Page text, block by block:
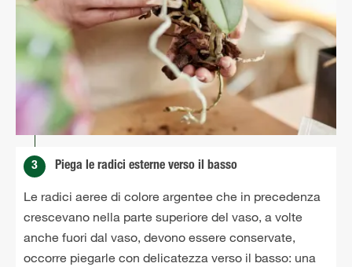
3 Piega le radici esterne verso il basso
Le radici aeree di colore argentee che in precedenza
crescevano nella parte superiore del vaso, a volte
anche fuori dal vaso, devono essere conservate,
occorre piegarle con delicatezza verso il basso: una